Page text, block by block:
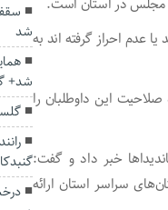
عدم احراز گرفته اند به
پس از پایان این مهلت سه روزه، شورای نگهبان طی مهلت قانونی ۳۰ روزه صلاحیت این داوطلبان را
خبر داد و گفت:
سراسر استان ارائه
شد
شد+